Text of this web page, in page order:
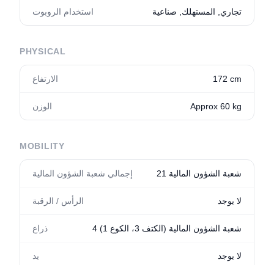
استخدام الروبوت تجاري, المستهلك, صناعية
PHYSICAL
الارتفاع 172 cm
الوزن Approx 60 kg
MOBILITY
إجمالي شعبة الشؤون المالية 21 شعبة الشؤون المالية
الرأس / الرقبة لا يوجد
ذراع 4 شعبة الشؤون المالية (الكتف 3، الكوع 1)
يد لا يوجد